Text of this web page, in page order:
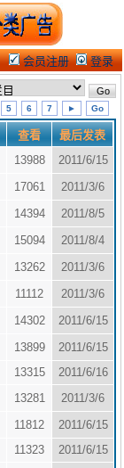
会员注册 登录
5 6 7 ► Go
查看 最后发表
13988 2011/6/15
17061 2011/3/6
14394 2011/8/5
15094 2011/8/4
13262 2011/3/6
11112 2011/3/6
14302 2011/6/15
13899 2011/6/15
13315 2011/6/16
13281 2011/3/6
11812 2011/6/15
11323 2011/6/15